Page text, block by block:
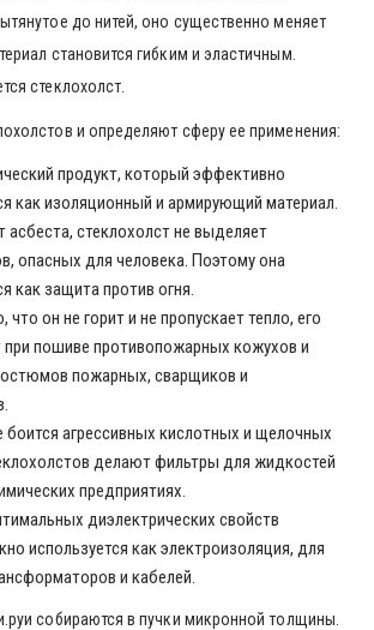
до нитей, оно существенно меняет
становится гибким и эластичным.
стеклохолст.
и определяют сферу ее применения:
продукт, который эффективно
как изоляционный и армирующий материал.
асбеста, стеклохолст не выделяет
опасных для человека. Поэтому она
как защита против огня.
что он не горит и не пропускает тепло, его
при пошиве противопожарных кожухов и
пожарных, сварщиков и
боится агрессивных кислотных и щелочных
делают фильтры для жидкостей
предприятиях.
диэлектрических свойств
используется как электроизоляция, для
и кабелей.
собираются в пучки микронной толщины.